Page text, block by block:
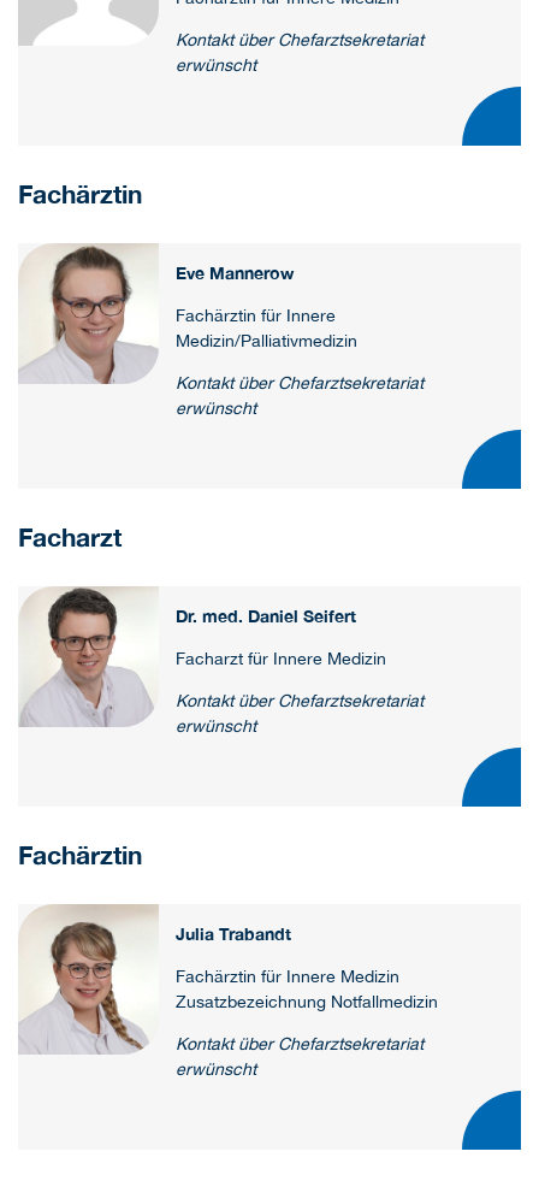
Kontakt über Chefarztsekretariat
erwünscht
Fachärztin
Eve Mannerow
Fachärztin für Innere
Medizin/Palliativmedizin
Kontakt über Chefarztsekretariat
erwünscht
Facharzt
Dr. med. Daniel Seifert
Facharzt für Innere Medizin
Kontakt über Chefarztsekretariat
erwünscht
Fachärztin
Julia Trabandt
Fachärztin für Innere Medizin
Zusatzbezeichnung Notfallmedizin
Kontakt über Chefarztsekretariat
erwünscht